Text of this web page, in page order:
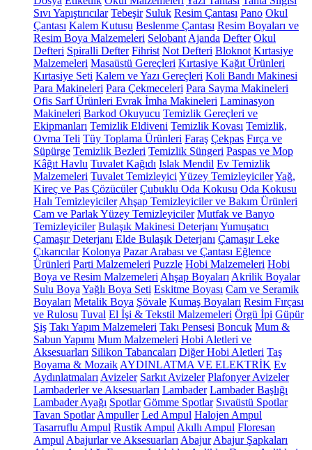
Sıvı Yapıştırıcılar Tebeşir Suluk Resim Çantası Pano Okul
Çantası Kalem Kutusu Beslenme Çantası Resim Boyaları ve
Resim Boya Malzemeleri Selobant Ajanda Defter Okul
Defteri Spiralli Defter Fihrist Not Defteri Bloknot Kırtasiye
Malzemeleri Masaüstü Gereçleri Kırtasiye Kağıt Ürünleri
Kırtasiye Seti Kalem ve Yazı Gereçleri Koli Bandı Makinesi
Para Makineleri Para Çekmeceleri Para Sayma Makineleri
Ofis Sarf Ürünleri Evrak İmha Makineleri Laminasyon
Makineleri Barkod Okuyucu Temizlik Gereçleri ve
Ekipmanları Temizlik Eldiveni Temizlik Kovası Temizlik,
Ovma Teli Tüy Toplama Ürünleri Faraş Çekpas Fırça ve
Süpürge Temizlik Bezleri Temizlik Süngeri Paspas ve Mop
Kâğıt Havlu Tuvalet Kağıdı Islak Mendil Ev Temizlik
Malzemeleri Tuvalet Temizleyici Yüzey TemizleyicilerYağ,
Kireç ve Pas Çözücüler Çubuklu Oda Kokusu Oda Kokusu
Halı Temizleyiciler Ahşap Temizleyiciler ve Bakım Ürünleri
Cam ve Parlak Yüzey Temizleyiciler Mutfak ve Banyo
Temizleyiciler Bulaşık Makinesi Deterjanı Yumuşatıcı
Çamaşır Deterjanı Elde Bulaşık Deterjanı Çamaşır Leke
Çıkarıcılar Kolonya Pazar Arabası ve Çantası Eğlence
Ürünleri Parti Malzemeleri Puzzle Hobi Malzemeleri Hobi
Boya ve Resim Malzemeleri Ahşap Boyaları Akrilik Boyalar
Sulu Boya Yağlı Boya Seti Eskitme Boyası Cam ve Seramik
Boyaları Metalik Boya Şövale Kumaş Boyaları Resim Fırçası
ve Rulosu Tuval El İşi & Tekstil Malzemeleri Örgü İpi Güpür
Şiş Takı Yapım Malzemeleri Takı Pensesi Boncuk Mum &
Sabun Yapımı Mum Malzemeleri Hobi Aletleri ve
Aksesuarları Silikon Tabancaları Diğer Hobi Aletleri Taş
Boyama & Mozaik AYDINLATMA VE ELEKTRİK Ev
Aydınlatmaları Avizeler Sarkıt Avizeler Plafonyer Avizeler
Lambaderler ve Aksesuarları Lambader Lambader Başlığı
Lambader Ayağı Spotlar Gömme Spotlar Sıvaüstü Spotlar
Tavan Spotlar Ampuller Led Ampul Halojen Ampul
Tasarruflu Ampul Rustik Ampul Akıllı Ampul Floresan
Ampul Abajurlar ve Aksesuarları Abajur Abajur Şapkaları